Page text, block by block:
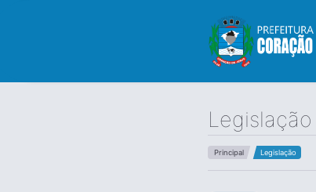
Legislação
Principal Legislação